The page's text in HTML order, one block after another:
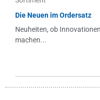
Die Neuen im Ordersatz
Neuheiten, ob
machen...